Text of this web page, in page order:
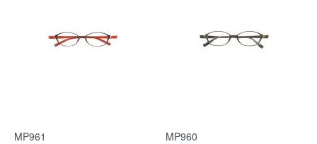
MP961
MP960